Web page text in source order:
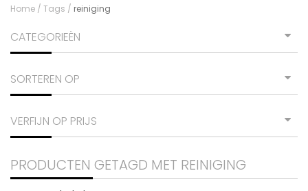
Home / Tags / reiniging
CATEGORIEËN
SORTEREN OP
VERFIJN OP PRIJS
PRODUCTEN GETAGD MET REINIGING